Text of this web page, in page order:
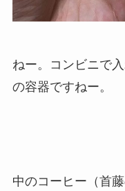
ねー。コンビニで
の容器ですねー。
中のコーヒー（首